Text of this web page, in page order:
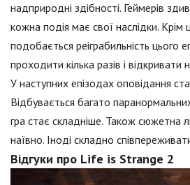
надприродні здібності. Геймерів
кожна подія має свої наслідки. Крім
подобається реіграбильність цього
проходити кілька разів і
У наступних епізодах оповідання
Відбувається багато
гра стає складніше. Також сюжетна
наївно. Іноді складно
Відгуки про Life is Strange 2